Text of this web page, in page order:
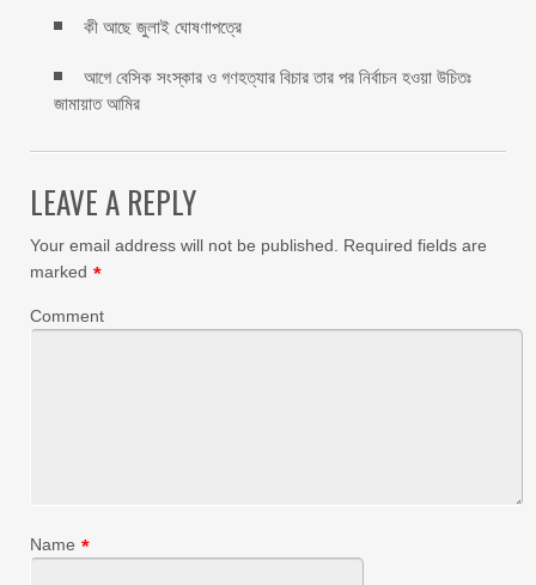
কী আছে জুলাই ঘোষণাপত্রে
আগে বেসিক সংস্কার ও গণহত্যার বিচার তার পর নির্বাচন হওয়া উচিতঃ
জামায়াত আমির
LEAVE A REPLY
Your email address will not be published.
Required fields are
marked *
Comment
Name *